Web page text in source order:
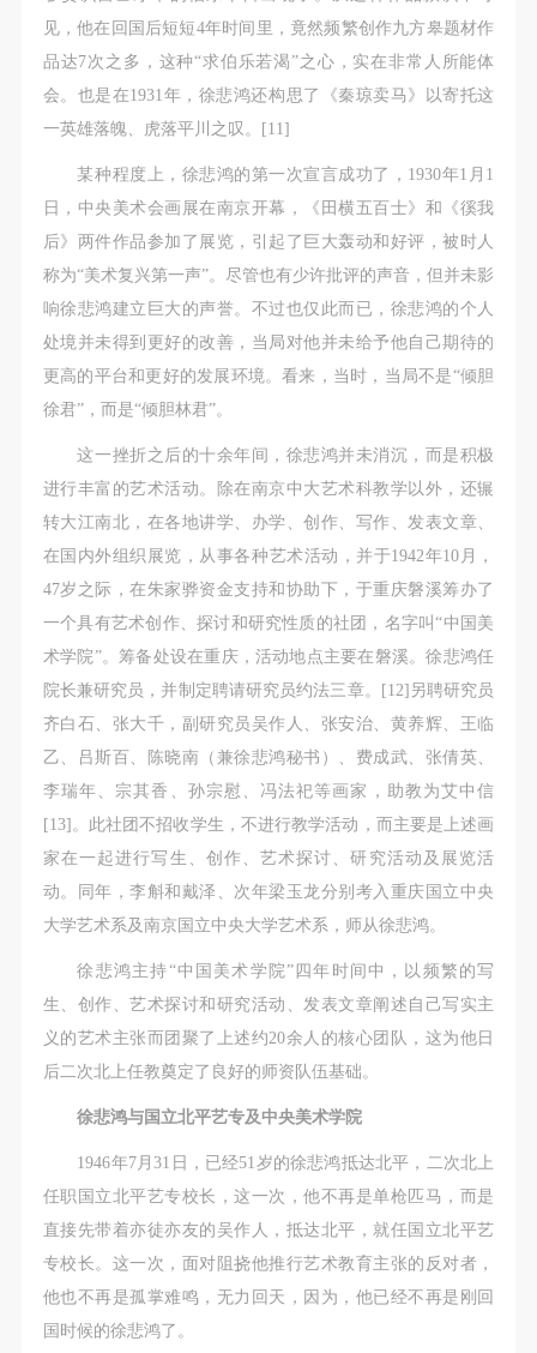
见，他在回国后短短4年时间里，竟然频繁创作九方皋题材作
品达7次之多，这种“求伯乐若渴”之心，实在非常人所能体
会。也是在1931年，徐悲鸿还构思了《秦琼卖马》以寄托这
一英雄落魄、虎落平川之叹。[11]
某种程度上，徐悲鸿的第一次宣言成功了，1930年1月1
日，中央美术会画展在南京开幕，《田横五百士》和《徯我
后》两件作品参加了展览，引起了巨大轰动和好评，被时人
称为“美术复兴第一声”。尽管也有少许批评的声音，但并未影
响徐悲鸿建立巨大的声誉。不过也仅此而已，徐悲鸿的个人
处境并未得到更好的改善，当局对他并未给予他自己期待的
更高的平台和更好的发展环境。看来，当时，当局不是“倾胆
徐君”，而是“倾胆林君”。
这一挫折之后的十余年间，徐悲鸿并未消沉，而是积极
进行丰富的艺术活动。除在南京中大艺术科教学以外，还辗
转大江南北，在各地讲学、办学、创作、写作、发表文章、
在国内外组织展览，从事各种艺术活动，并于1942年10月，
47岁之际，在朱家骅资金支持和协助下，于重庆磐溪筹办了
一个具有艺术创作、探讨和研究性质的社团，名字叫“中国美
术学院”。筹备处设在重庆，活动地点主要在磐溪。徐悲鸿任
院长兼研究员，并制定聘请研究员约法三章。[12]另聘研究员
齐白石、张大千，副研究员吴作人、张安治、黄养辉、王临
乙、吕斯百、陈晓南（兼徐悲鸿秘书）、费成武、张倩英、
李瑞年、宗其香、孙宗慰、冯法祀等画家，助教为艾中信
[13]。此社团不招收学生，不进行教学活动，而主要是上述画
家在一起进行写生、创作、艺术探讨、研究活动及展览活
动。同年，李斛和戴泽、次年梁玉龙分别考入重庆国立中央
大学艺术系及南京国立中央大学艺术系，师从徐悲鸿。
徐悲鸿主持“中国美术学院”四年时间中，以频繁的写
生、创作、艺术探讨和研究活动、发表文章阐述自己写实主
义的艺术主张而团聚了上述约20余人的核心团队，这为他日
后二次北上任教奠定了良好的师资队伍基础。
徐悲鸿与国立北平艺专及中央美术学院
1946年7月31日，已经51岁的徐悲鸿抵达北平，二次北上
任职国立北平艺专校长，这一次，他不再是单枪匹马，而是
直接先带着亦徒亦友的吴作人，抵达北平，就任国立北平艺
专校长。这一次，面对阻挠他推行艺术教育主张的反对者，
他也不再是孤掌难鸣，无力回天，因为，他已经不再是刚回
国时候的徐悲鸿了。
附则
（1）、本协议未尽事宜，经双方友好协商后可作为
本协议的补充协议，并不得违反相关法律法规规定。
（2）、本协议自甲乙双方签字（盖章）、勾选之日
起生效。
（3）、本协议包括纸质档和电子档，纸质档—式二
份，甲乙双方各执一份，均具有同等法律效力。
活动参与者意味着接受并承担本协议的全部义务，未
同意者意味着放弃参加此次活动的权利。凡参加这次
活动前，必须事先与自己的家属沟通，取得家属同
意，同时知晓并同意本免责声明。参加者签名/勾选
后，视作其家属也已知晓并同意。
我已认真阅读上述条款，并且同意。
附则
（1）、本协议未尽事宜，经双方友好协商后可作为
本协议的补充协议，并不得违反相关法律法规规定。
（2）、本协议自甲乙双方签字（盖章）、勾选之日
起生效。
（3）、本协议包括纸质档和电子档，纸质档—式二
份，甲乙双方各执一份，均具有同等法律效力。
活动参与者意味着接受并承担本协议的全部义务，未
同意者意味着放弃参加此次活动的权利。凡参加这次
活动前，必须事先与自己的家属沟通，取得家属同
意，同时知晓并同意本免责声明。参加者签名/勾选
后，视作其家属也已知晓并同意。
我已认真阅读上述条款，并且同意。
附则
（1）、本协议未尽事宜，经双方友好协商后可作为
本协议的补充协议，并不得违反相关法律法规规定。
（2）、本协议自甲乙双方签字（盖章）、勾选之日
起生效。
（3）、本协议包括纸质档和电子档，纸质档—式二
份，甲乙双方各执一份，均具有同等法律效力。
活动参与者意味着接受并承担本协议的全部义务，未
同意者意味着放弃参加此次活动的权利。凡参加这次
活动前，必须事先与自己的家属沟通，取得家属同
意，同时知晓并同意本免责声明。参加者签名/勾选
后，视作其家属也已知晓并同意。
我已认真阅读上述条款，并且同意。